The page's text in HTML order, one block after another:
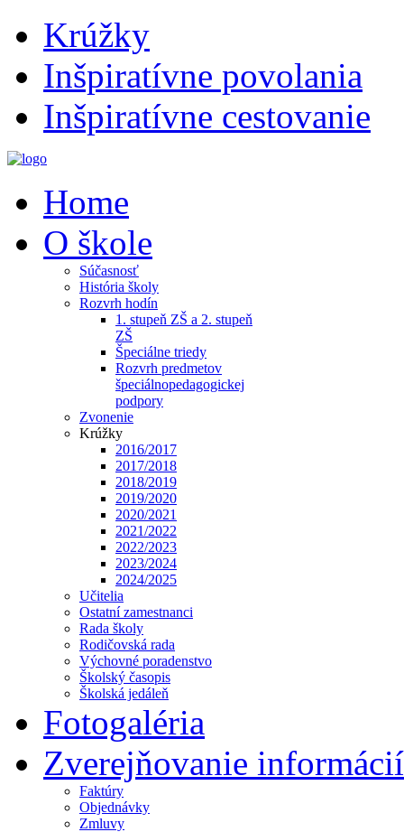
Krúžky
Inšpiratívne povolania
Inšpiratívne cestovanie
Home
O škole
Súčasnosť
História školy
Rozvrh hodín
1. stupeň ZŠ a 2. stupeň
ZŠ
Špeciálne triedy
Rozvrh predmetov
špeciálnopedagogickej
podpory
Zvonenie
Krúžky
2016/2017
2017/2018
2018/2019
2019/2020
2020/2021
2021/2022
2022/2023
2023/2024
2024/2025
Učitelia
Ostatní zamestnanci
Rada školy
Rodičovská rada
Výchovné poradenstvo
Školský časopis
Školská jedáleň
Fotogaléria
Zverejňovanie informácií
Faktúry
Objednávky
Zmluvy